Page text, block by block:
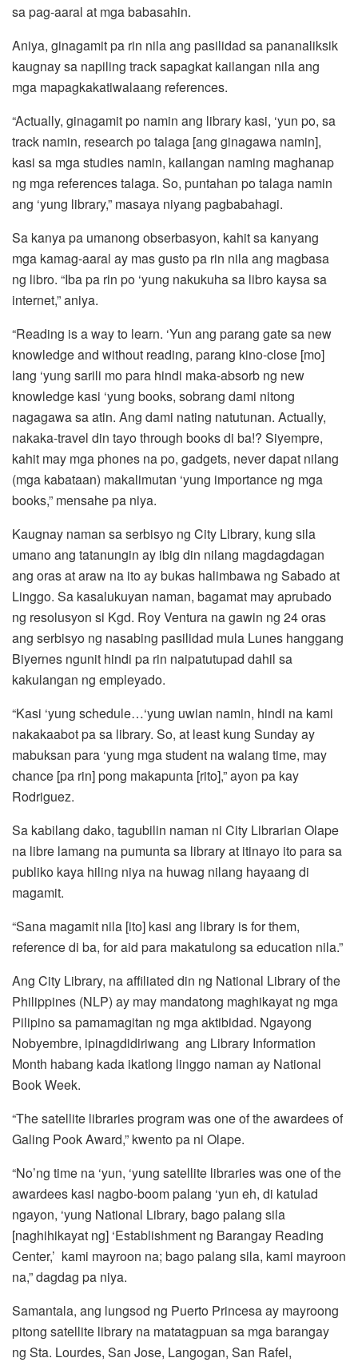
sa pag-aaral at mga babasahin.
Aniya, ginagamit pa rin nila ang pasilidad sa pananaliksik
kaugnay sa napiling track sapagkat kailangan nila ang
mga mapagkakatiwalaang references.
“Actually, ginagamit po namin ang library kasi, ‘yun po, sa
track namin, research po talaga [ang ginagawa namin],
kasi sa mga studies namin, kailangan naming maghanap
ng mga references talaga. So, puntahan po talaga namin
ang ‘yung library,” masaya niyang pagbabahagi.
Sa kanya pa umanong obserbasyon, kahit sa kanyang
mga kamag-aaral ay mas gusto pa rin nila ang magbasa
ng libro. “Iba pa rin po ‘yung nakukuha sa libro kaysa sa
internet,” aniya.
“Reading is a way to learn. ‘Yun ang parang gate sa new
knowledge and without reading, parang kino-close [mo]
lang ‘yung sarili mo para hindi maka-absorb ng new
knowledge kasi ‘yung books, sobrang dami nitong
nagagawa sa atin. Ang dami nating natutunan. Actually,
nakaka-travel din tayo through books di ba!? Siyempre,
kahit may mga phones na po, gadgets, never dapat nilang
(mga kabataan) makalimutan ‘yung importance ng mga
books,” mensahe pa niya.
Kaugnay naman sa serbisyo ng City Library, kung sila
umano ang tatanungin ay ibig din nilang magdagdagan
ang oras at araw na ito ay bukas halimbawa ng Sabado at
Linggo. Sa kasalukuyan naman, bagamat may aprubado
ng resolusyon si Kgd. Roy Ventura na gawin ng 24 oras
ang serbisyo ng nasabing pasilidad mula Lunes hanggang
Biyernes ngunit hindi pa rin naipatutupad dahil sa
kakulangan ng empleyado.
“Kasi ‘yung schedule…‘yung uwian namin, hindi na kami
nakakaabot pa sa library. So, at least kung Sunday ay
mabuksan para ‘yung mga student na walang time, may
chance [pa rin] pong makapunta [rito],” ayon pa kay
Rodriguez.
Sa kabilang dako, tagubilin naman ni City Librarian Olape
na libre lamang na pumunta sa library at itinayo ito para sa
publiko kaya hiling niya na huwag nilang hayaang di
magamit.
“Sana magamit nila [ito] kasi ang library is for them,
reference di ba, for aid para makatulong sa education nila.”
Ang City Library, na affiliated din ng National Library of the
Philippines (NLP) ay may mandatong maghikayat ng mga
Pilipino sa pamamagitan ng mga aktibidad. Ngayong
Nobyembre, ipinagdidiriwang ang Library Information
Month habang kada ikatlong linggo naman ay National
Book Week.
“The satellite libraries program was one of the awardees of
Galing Pook Award,” kwento pa ni Olape.
“No’ng time na ‘yun, ‘yung satellite libraries was one of the
awardees kasi nagbo-boom palang ‘yun eh, di katulad
ngayon, ‘yung National Library, bago palang sila
[naghihikayat ng] ‘Establishment ng Barangay Reading
Center,’ kami mayroon na; bago palang sila, kami mayroon
na,” dagdag pa niya.
Samantala, ang lungsod ng Puerto Princesa ay mayroong
pitong satellite library na matatagpuan sa mga barangay
ng Sta. Lourdes, San Jose, Langogan, San Rafel,